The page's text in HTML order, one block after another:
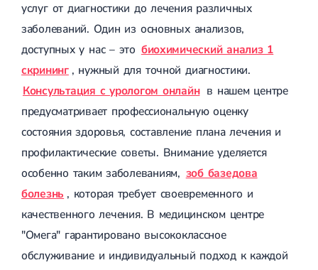
услуг от диагностики до лечения различных
заболеваний. Один из основных анализов,
доступных у нас – это биохимический анализ 1
скрининг , нужный для точной диагностики.
Консультация с урологом онлайн в нашем центре
предусматривает профессиональную оценку
состояния здоровья, составление плана лечения и
профилактические советы. Внимание уделяется
особенно таким заболеваниям, зоб базедова
болезнь , которая требует своевременного и
качественного лечения. В медицинском центре
"Омега" гарантировано высококлассное
обслуживание и индивидуальный подход к каждой